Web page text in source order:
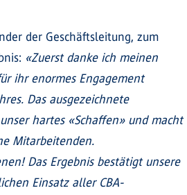
der Geschäftsleitung, zum
«Zuerst danke ich meinen
ihr enormes Engagement
Das ausgezeichnete
hartes «Schaffen» und macht
Mitarbeitenden.
Das Ergebnis bestätigt unsere
Einsatz aller CBA-